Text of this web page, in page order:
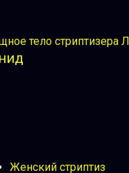
Женский стриптиз